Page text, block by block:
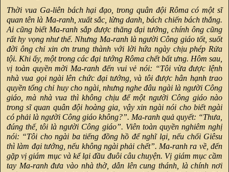
Thời vua Ga-liên bách hại đạo, trong quân đội Rôma có một sĩ
quan tên là Ma-ranh, xuất sắc, lừng danh, bách chiến bách thắng.
Ai cũng biết Ma-ranh sắp được thăng đại tướng, chính ông cũng
rất hy vọng như thế. Nhưng Ma-ranh là người Công giáo tốt, suốt
đời ông chỉ xin ơn trung thành với lời hứa ngày chịu phép Rửa
tội. Khi ấy, một trong các đại tướng Rôma chết bất ưng. Hôm sau,
vị toàn quyền mời Ma-ranh đến vui vẻ nói: “Tôi vừa được lệnh
nhà vua gọi ngài lên chức đại tướng, và tôi được hân hạnh trao
quyền tổng chỉ huy cho ngài, nhưng nghe đâu ngài là người Công
giáo, mà nhà vua thì không chịu để một người Công giáo nào
trong sĩ quan quân đội hoàng gia, vậy xin ngài nói cho biết ngài
có phải là người Công giáo không?”. Ma-ranh quả quyết: “Thưa,
đúng thế, tôi là người Công giáo”. Viên toàn quyền nghiêm nghị
nói: “Tôi cho ngài ba tiếng đồng hồ để nghĩ lại, nếu chối Giêsu
thì làm đại tướng, nếu không ngài phải chết”. Ma-ranh ra về, đến
gặp vị giám mục và kể lại đầu đuôi câu chuyện. Vị giám mục cầm
tay Ma-ranh đưa vào nhà thờ, dẫn lên cung thánh, là chính nơi